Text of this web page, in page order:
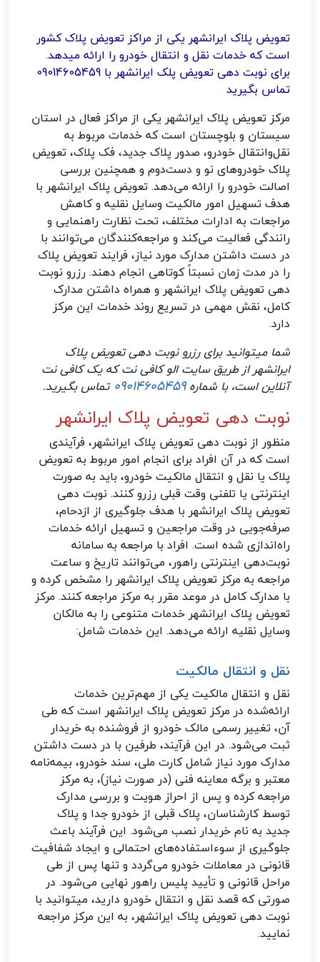
تعویض پلاک ایرانشهر یکی از مراکز تعویض پلاک کشور
است که خدمات نقل و انتقال خودرو را ارائه میدهد.
برای نوبت دهی تعویض پلک ایرانشهر با 09014605459
تماس بگیرید
مرکز تعویض پلاک ایرانشهر یکی از مراکز فعال در استان
سیستان و بلوچستان است که خدمات مربوط به
نقل‌وانتقال خودرو، صدور پلاک جدید، فک پلاک، تعویض
پلاک خودروهای نو و دست‌دوم و همچنین بررسی
اصالت خودرو را ارائه می‌دهد. تعویض پلاک ایرانشهر با
هدف تسهیل امور مالکیت وسایل نقلیه و کاهش
مراجعات به ادارات مختلف، تحت نظارت راهنمایی و
رانندگی فعالیت می‌کند و مراجعه‌کنندگان می‌توانند با
در دست داشتن مدارک مورد نیاز، فرایند تعویض پلاک
را در مدت زمان نسبتاً کوتاهی انجام دهند. رزرو نوبت
دهی تعویض پلاک ایرانشهر و همراه داشتن مدارک
کامل، نقش مهمی در تسریع روند خدمات این مرکز
دارد.
شما میتوانید برای رزرو نوبت دهی تعویض پلاک
ایرانشهر از طریق سایت الو کافی نت که یک کافی نت
آنلاین است، با شماره09014605459 تماس بگیرید.
نوبت دهی تعویض پلاک ایرانشهر
منظور از نوبت دهی تعویض پلاک ایرانشهر، فرآیندی
است که در آن افراد برای انجام امور مربوط به تعویض
پلاک یا نقل و انتقال مالکیت خودرو، باید به صورت
اینترنتی یا تلفنی وقت قبلی رزرو کنند. نوبت دهی
تعویض پلاک ایرانشهر با هدف جلوگیری از ازدحام،
صرفه‌جویی در وقت مراجعین و تسهیل ارائه خدمات
راه‌اندازی شده است. افراد با مراجعه به سامانه
نوبت‌دهی اینترنتی راهور، می‌توانند تاریخ و ساعت
مراجعه به مرکز تعویض پلاک ایرانشهر را مشخص کرده و
با مدارک کامل در موعد مقرر به مرکز مراجعه کنند. مرکز
تعویض پلاک ایرانشهر خدمات متنوعی را به مالکان
وسایل نقلیه ارائه می‌دهد. این خدمات شامل:
نقل و انتقال مالکیت
نقل و انتقال مالکیت یکی از مهم‌ترین خدمات
ارائه‌شده در مرکز تعویض پلاک ایرانشهر است که طی
آن، تغییر رسمی مالک خودرو از فروشنده به خریدار
ثبت می‌شود. در این فرآیند، طرفین با در دست داشتن
مدارک مورد نیاز شامل کارت ملی، سند خودرو، بیمه‌نامه
معتبر و برگه معاینه فنی (در صورت نیاز)، به مرکز
مراجعه کرده و پس از احراز هویت و بررسی مدارک
توسط کارشناسان، پلاک قبلی از خودرو جدا و پلاک
جدید به نام خریدار نصب می‌شود. این فرآیند باعث
جلوگیری از سوءاستفاده‌های احتمالی و ایجاد شفافیت
قانونی در معاملات خودرو می‌گردد و تنها پس از طی
مراحل قانونی و تأیید پلیس راهور نهایی می‌شود. در
صورتی که قصد نقل و انتقال خودرو دارید، میتوانید با
نوبت دهی تعویض پلاک ایرانشهر، به این مرکز مراجعه
نمایید.